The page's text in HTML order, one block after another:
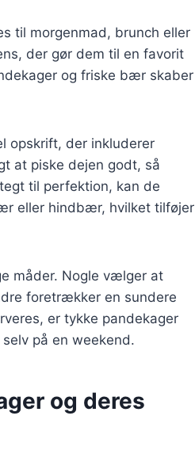
til morgenmad, brunch eller
der gør dem til en favorit
og friske bær skaber
opskrift, der inkluderer
at piske dejen godt, så
til perfektion, kan de
eller hindbær, hvilket tilføjer
måder. Nogle vælger at
foretrækker en sundere
er tykke pandekager
på en weekend.
og deres